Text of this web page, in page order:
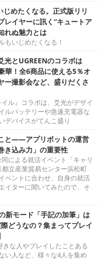
めたくなる。正式版リリ
レイヤーに訊く“キュートア
れぬ魅力とは
もいじめたくなる！
光とUGREENのコラボは
華！全6商品に使える5％オ
ー撮影会など、盛りだくさ
ル』コラボは、爻光がデザイ
ルバッテリーや急速充電器な
デバイスがてんこ盛り
と――アプリボットの運営
き込み力」の重要性
による就活イベント「キャリ
立産業貿易センター浜松町
ベントに合わせ、自身の就活
イターに聞いてみたので、そ
新モード「手記の加筆」は
どうなの？集まってプレイ
きな人やプレイしたことある
い人など、様々な4人を集め